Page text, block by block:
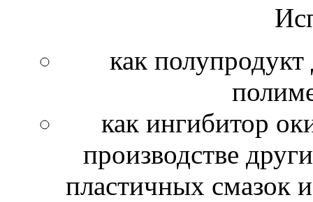
как полупродукт
как ингибитор
производстве
пластичных смазок